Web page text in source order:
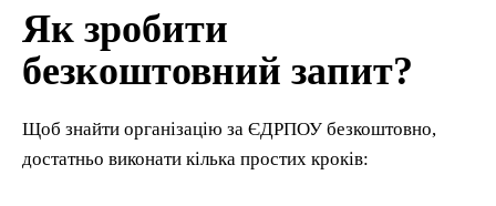
Як зробити
безкоштовний запит?
Щоб знайти організацію за ЄДРПОУ безкоштовно,
достатньо виконати кілька простих кроків: